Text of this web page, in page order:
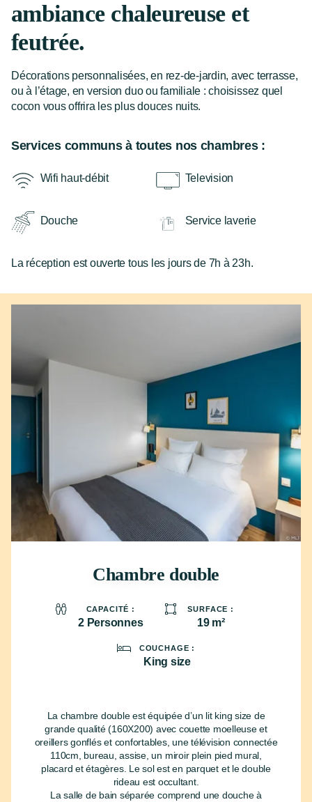
ambiance chaleureuse et
feutrée.
Décorations personnalisées, en rez-de-jardin, avec terrasse,
ou à l’étage, en version duo ou familiale : choisissez quel
cocon vous offrira les plus douces nuits.
Services communs à toutes nos chambres :
Wifi haut-débit Television
Douche Service laverie
La réception est ouverte tous les jours de 7h à 23h.
Chambre double
2 Personnes 19 m²
King size
La chambre double est équipée d’un lit king size de
grande qualité (160X200) avec couette moelleuse et
oreillers gonflés et confortables, une télévision connectée
110cm, bureau, assise, un miroir plein pied mural,
placard et étagères. Le sol est en parquet et le double
rideau est occultant.
La salle de bain séparée comprend une douche à